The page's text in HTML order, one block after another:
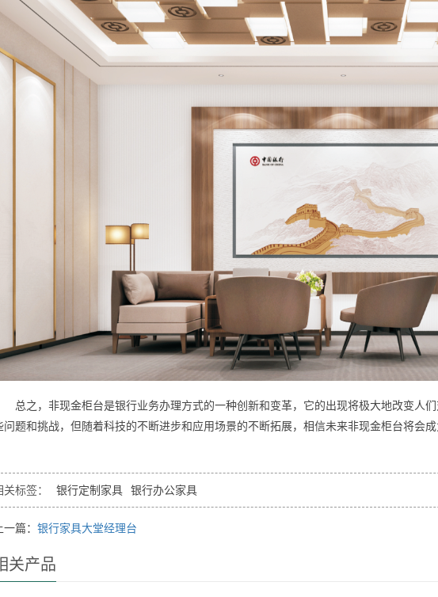
总之，非现金柜台是银行业务办理方式的一种创新和变革，它的出现将极大地改变人
问题和挑战，但随着科技的不断进步和应用场景的不断拓展，相信未来非现金柜台将会成
关标签： 银行定制家具 银行办公家具
一篇： 银行家具大堂经理台
关产品